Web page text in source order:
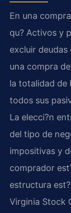
En una
qu? Activos y
excluir
una compra
la totalidad de
todos sus
La elecci?n
del tipo de
impositivas y
comprador
estructura
Virginia Stock